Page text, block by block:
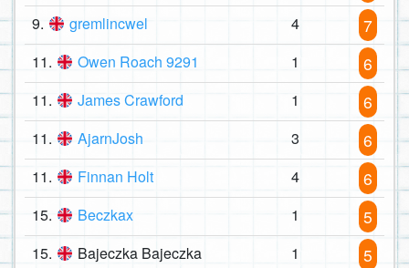
9. gremlincwel 4 7
11. Owen Roach 9291 1 6
11. James Crawford 1 6
11. AjarnJosh 3 6
11. Finnan Holt 4 6
15. Beczkax 1 5
15. Bajeczka Bajeczka 1 5